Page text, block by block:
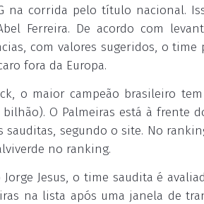
na corrida pelo título nacional.
Ferreira. De acordo com
com valores sugeridos, o
fora da Europa.
o maior campeão brasileiro
bilhão). O Palmeiras está à frente
sauditas, segundo o site. No
no ranking.
Jesus, o time saudita é
na lista após uma janela de